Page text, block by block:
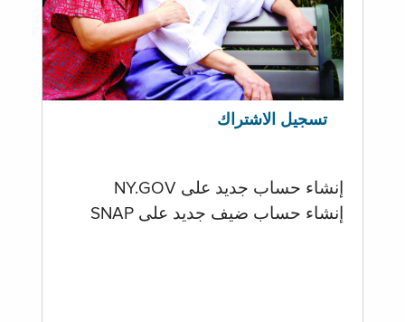
تسجيل الاشتراك
إنشاء حساب جديد على NY.GOV
إنشاء حساب ضيف جديد على SNAP